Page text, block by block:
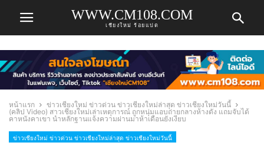
WWW.CM108.COM
เชียงใหม่ ร้อยแปด
หน้าแรก
ข่าวเชียงใหม่ ข่าวด่วน ข่าวเชียงใหม่ล่าสุด ข่าวเชียงใหม่วันนี้
(คลิป Video) สาวเชียงใหม่เล่าเหตุการณ์ ถูกหนุ่มแอบถ่ายกลางห้างดัง แถมจับได้
คาหนังคาเขา นำหลักฐานแจ้งความผ่านมาห้าเดือนยังเงียบ
ข่าวเชียงใหม่ ข่าวด่วน ข่าวเชียงใหม่ล่าสุด ข่าวเชียงใหม่วันนี้